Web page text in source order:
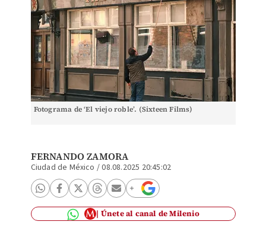
Fotograma de ‘El viejo roble’. (Sixteen Films)
FERNANDO ZAMORA
Ciudad de México /08.08.2025 20:45:02
Únete al canal de Milenio